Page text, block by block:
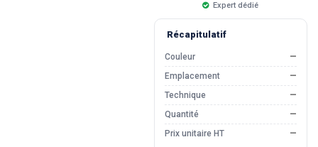
Expert dédié
Récapitulatif
Couleur
—
Emplacement
—
Technique
—
Quantité
—
Prix unitaire HT
—